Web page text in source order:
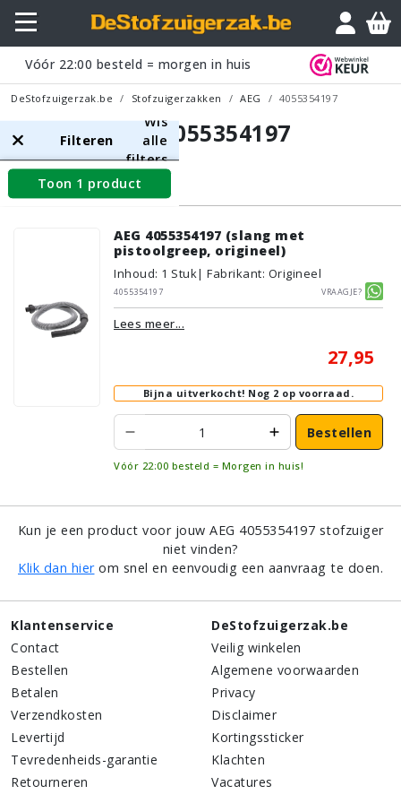
Vóór 22:00 besteld = morgen in huis
DeStofzuigerzak.be Stofzuigerzakken AEG 4055354197
AEG 4055354197
Filteren
Wis
alle
filters
Toon 1 product
Slangen
AEG 4055354197 (slang met
pistoolgreep, origineel)
Inhoud: 1 Stuk| Fabrikant: Origineel
4055354197
Vraagje?
Lees meer...
27,95
Bijna uitverkocht! Nog 2 op voorraad.
Bestellen
Vóór 22:00 besteld = Morgen in huis!
Kun je een product voor jouw AEG 4055354197 stofzuiger
niet vinden?
Klik dan hierom snel en eenvoudig een aanvraag te doen.
Klantenservice
Contact
Bestellen
Betalen
Verzendkosten
Levertijd
Tevredenheids-garantie
Retourneren
DeStofzuigerzak.be
Veilig winkelen
Algemene voorwaarden
Privacy
Disclaimer
Kortingssticker
Klachten
Vacatures